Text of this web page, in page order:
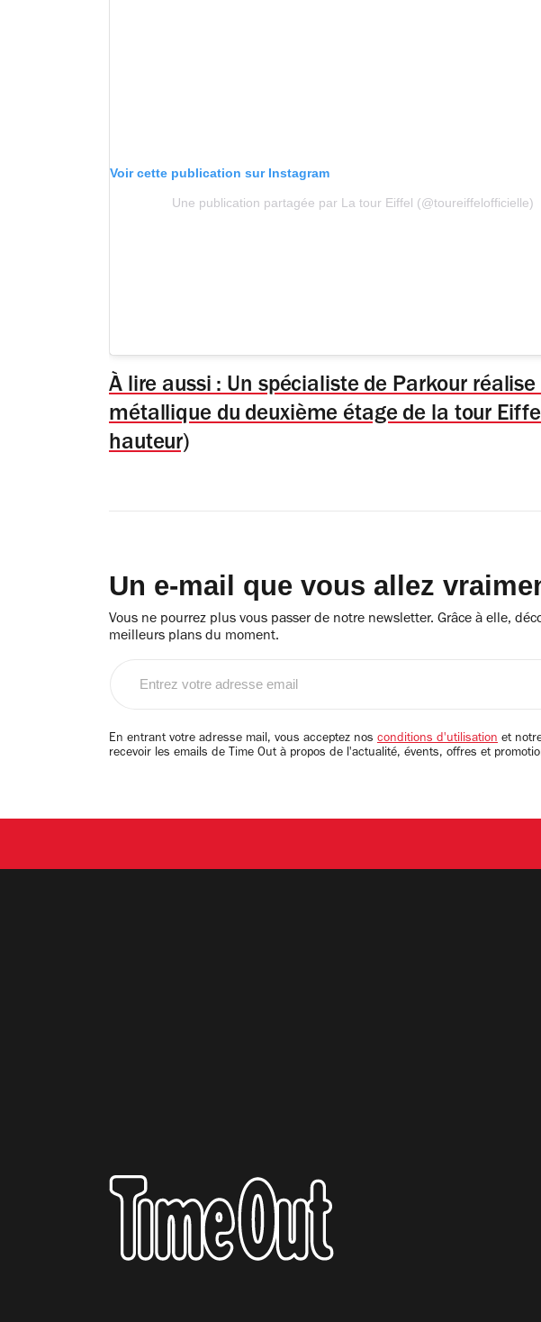
Voir cette publication sur Instagram
Une publication partagée par La tour Eiffel (@toureiffelofficielle)
À lire aussi : Un spécialiste de Parkour
métallique du deuxième étage de la tour
hauteur)
Un e-mail que vous allez
Vous ne pourrez plus vous passer de notre newsletter. Grâce à elle,
meilleurs plans du moment.
email
En entrant votre adresse mail, vous acceptez nos conditions d'utilisation et
recevoir les emails de Time Out à propos de l'actualité, évents, offres et